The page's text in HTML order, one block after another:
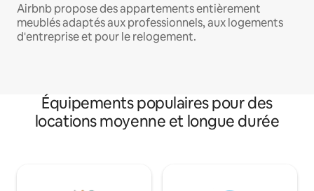
Airbnb propose des appartements entièrement
meublés adaptés aux professionnels, aux logements
d'entreprise et pour le relogement.
Équipements populaires pour des
locations moyenne et longue durée